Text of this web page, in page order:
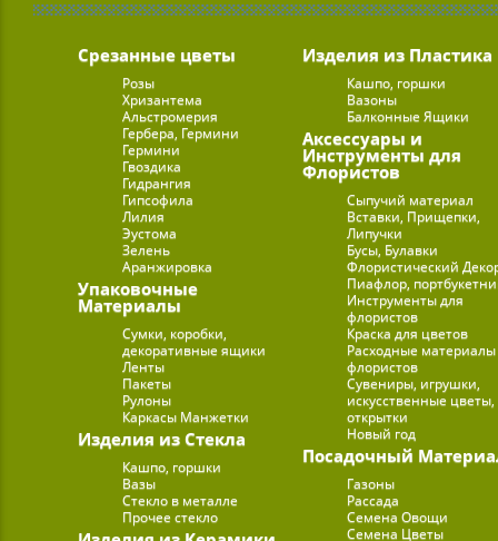
Срезанные цветы
Розы
Хризантема
Альстромерия
Гербера, Гермини
Гермини
Гвоздика
Гидрангия
Гипсофила
Лилия
Эустома
Зелень
Аранжировка
Упаковочные
Материалы
Сумки, коробки,
декоративные ящики
Ленты
Пакеты
Рулоны
Каркасы Манжетки
Изделия из Стекла
Кашпо, горшки
Вазы
Стекло в металле
Прочее стекло
Изделия из Пластика
Кашпо, горшки
Вазоны
Балконные Ящики
Аксессуары и
Инструменты для
Флористов
Сыпучий материал
Вставки, Прищепки,
Липучки
Бусы, Булавки
Флористический
Пиафлор,
Инструменты для
флористов
Краска для цветов
Расходные
флористов
Сувениры, игрушки,
искусственные цветы,
открытки
Новый год
Посадочный
Газоны
Рассада
Семена Овощи
Семена Цветы